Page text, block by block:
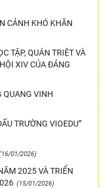
CẢNH KHÓ KHĂN
TẬP, QUÁN TRIỆT VÀ
XIV CỦA ĐẢNG
QUANG VINH
TRƯỜNG VIOEDU”
01/2026)
2025 VÀ TRIỂN
(15/01/2026)